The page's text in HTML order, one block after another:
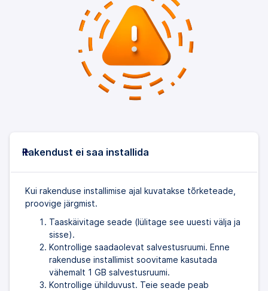
Rakendust ei saa installida
Kui rakenduse installimise ajal kuvatakse tõrketeade,
proovige järgmist.
Taaskäivitage seade (lülitage see uuesti välja ja
sisse).
Kontrollige saadaolevat salvestusruumi. Enne
rakenduse installimist soovitame kasutada
vähemalt 1 GB salvestusruumi.
Kontrollige ühilduvust. Teie seade peab